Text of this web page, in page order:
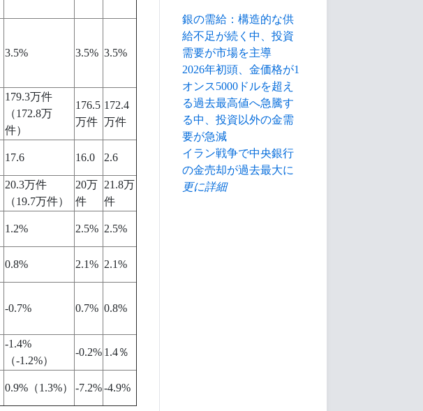
3.5% 3.5% 3.5%
179.3万件
（172.8万
件）
176.5
万件
172.4
万件
17.6 16.0 2.6
20.3万件
（19.7万件）
20万
件
21.8万
件
1.2% 2.5% 2.5%
0.8% 2.1% 2.1%
-0.7% 0.7% 0.8%
-1.4%
（-1.2%）
-0.2% 1.4％
0.9%（1.3%） -7.2%-4.9%
銀の需給：構造的な供
給不足が続く中、投資
需要が市場を主導
2026年初頭、金価格が1
オンス5000ドルを超え
る過去最高値へ急騰す
る中、投資以外の金需
要が急減
イラン戦争で中央銀行
の金売却が過去最大に
更に詳細